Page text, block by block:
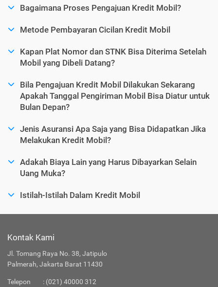
Bagaimana Proses Pengajuan Kredit Mobil?
Metode Pembayaran Cicilan Kredit Mobil
Kapan Plat Nomor dan STNK Bisa Diterima Setelah
Mobil yang Dibeli Datang?
Bila Pengajuan Kredit Mobil Dilakukan Sekarang
Apakah Tanggal Pengiriman Mobil Bisa Diatur untuk
Bulan Depan?
Jenis Asuransi Apa Saja yang Bisa Didapatkan Jika
Melakukan Kredit Mobil?
Adakah Biaya Lain yang Harus Dibayarkan Selain
Uang Muka?
Istilah-Istilah Dalam Kredit Mobil
Kontak Kami
Jl. Tomang Raya No. 38, Jatipulo
Palmerah, Jakarta Barat 11430
Telepon : (021) 40000 312